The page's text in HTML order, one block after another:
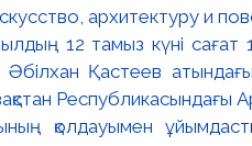
архитектуру и